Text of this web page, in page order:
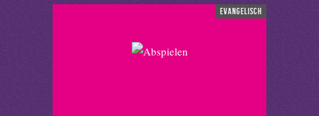
evangelisch